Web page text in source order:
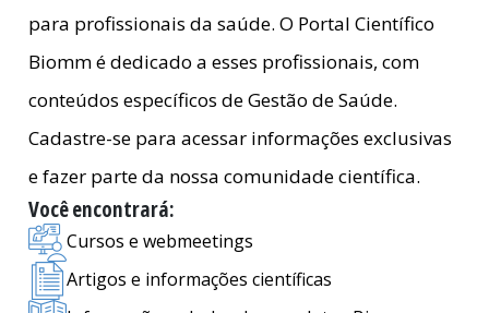
para profissionais da saúde. O Portal Científico
Biomm é dedicado a esses profissionais, com
conteúdos específicos de Gestão de Saúde.
Cadastre-se para acessar informações exclusivas
e fazer parte da nossa comunidade científica.
Você encontrará:
Cursos e webmeetings
Artigos e informações científicas